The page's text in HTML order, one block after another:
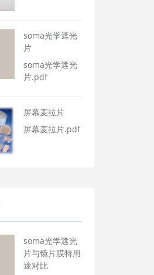
soma光学遮光
片
soma光学遮光
片.pdf
屏幕麦拉片
屏幕麦拉片.pdf
soma光学遮光
片与镜片膜特用
途对比